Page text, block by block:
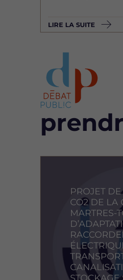
LIRE LA SUITE
PROJET
CO2 DE LA
MARTRES-